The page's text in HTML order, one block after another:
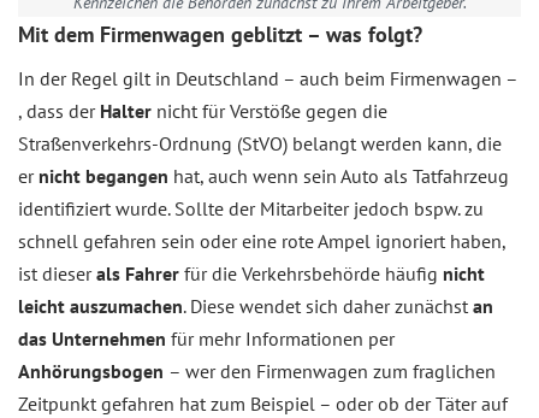
Mit dem Firmenwagen geblitzt – was folgt?
In der Regel gilt in Deutschland – auch beim Firmenwagen –
, dass der Halter nicht für Verstöße gegen die
Straßenverkehrs-Ordnung (StVO) belangt werden kann, die
er nicht begangen hat, auch wenn sein Auto als Tatfahrzeug
identifiziert wurde. Sollte der Mitarbeiter jedoch bspw. zu
schnell gefahren sein oder eine rote Ampel ignoriert haben,
ist dieserals Fahrer für die Verkehrsbehörde häufig nicht
leicht auszumachen. Diese wendet sich daher zunächst an
das Unternehmen für mehr Informationen per
Anhörungsbogen – wer den Firmenwagen zum fraglichen
Zeitpunkt gefahren hat zum Beispiel – oder ob der Täter auf